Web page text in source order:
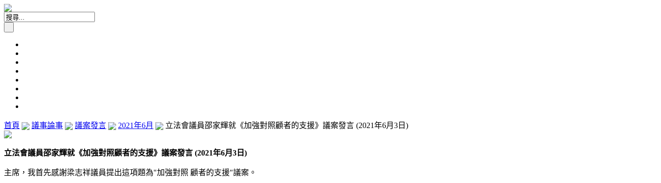
首頁 議事論事 議案發言 2021年6月 立法會議員邵家輝就《加強對照顧者的支援》議案發言 (2021年6月3日)
立法會議員邵家輝就《加強對照顧者的支援》議案發言 (2021年6月3日)
主席，我首先感謝梁志祥議員提出這項題為"加強對照 顧者的支援"議案。